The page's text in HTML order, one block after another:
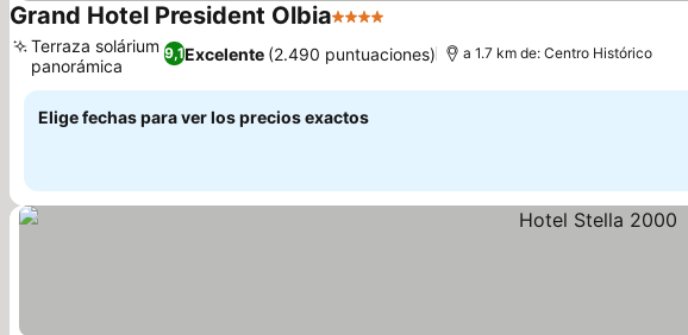
Grand Hotel President Olbia4 Estrellas
9,1Excelente (2.490 puntuaciones)
Terraza solárium
panorámica
a 1.7 km de: Centro Histórico
Elige fechas para ver los precios exactos